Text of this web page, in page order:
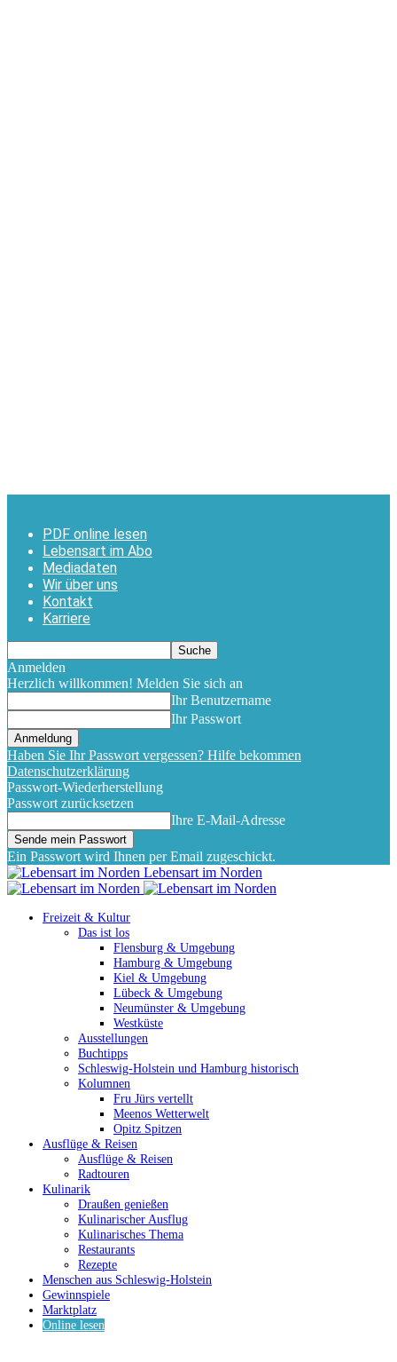
PDF online lesen
Lebensart im Abo
Mediadaten
Wir über uns
Kontakt
Karriere
Anmelden
Herzlich willkommen! Melden Sie sich an
Ihr Benutzername
Ihr Passwort
Haben Sie Ihr Passwort vergessen? Hilfe bekommen
Datenschutzerklärung
Passwort-Wiederherstellung
Passwort zurücksetzen
Ihre E-Mail-Adresse
Ein Passwort wird Ihnen per Email zugeschickt.
Lebensart im Norden
Freizeit & Kultur
Das ist los
Flensburg & Umgebung
Hamburg & Umgebung
Kiel & Umgebung
Lübeck & Umgebung
Neumünster & Umgebung
Westküste
Ausstellungen
Buchtipps
Schleswig-Holstein und Hamburg historisch
Kolumnen
Fru Jürs vertellt
Meenos Wetterwelt
Opitz Spitzen
Ausflüge & Reisen
Ausflüge & Reisen
Radtouren
Kulinarik
Draußen genießen
Kulinarischer Ausflug
Kulinarisches Thema
Restaurants
Rezepte
Menschen aus Schleswig-Holstein
Gewinnspiele
Marktplatz
Online lesen